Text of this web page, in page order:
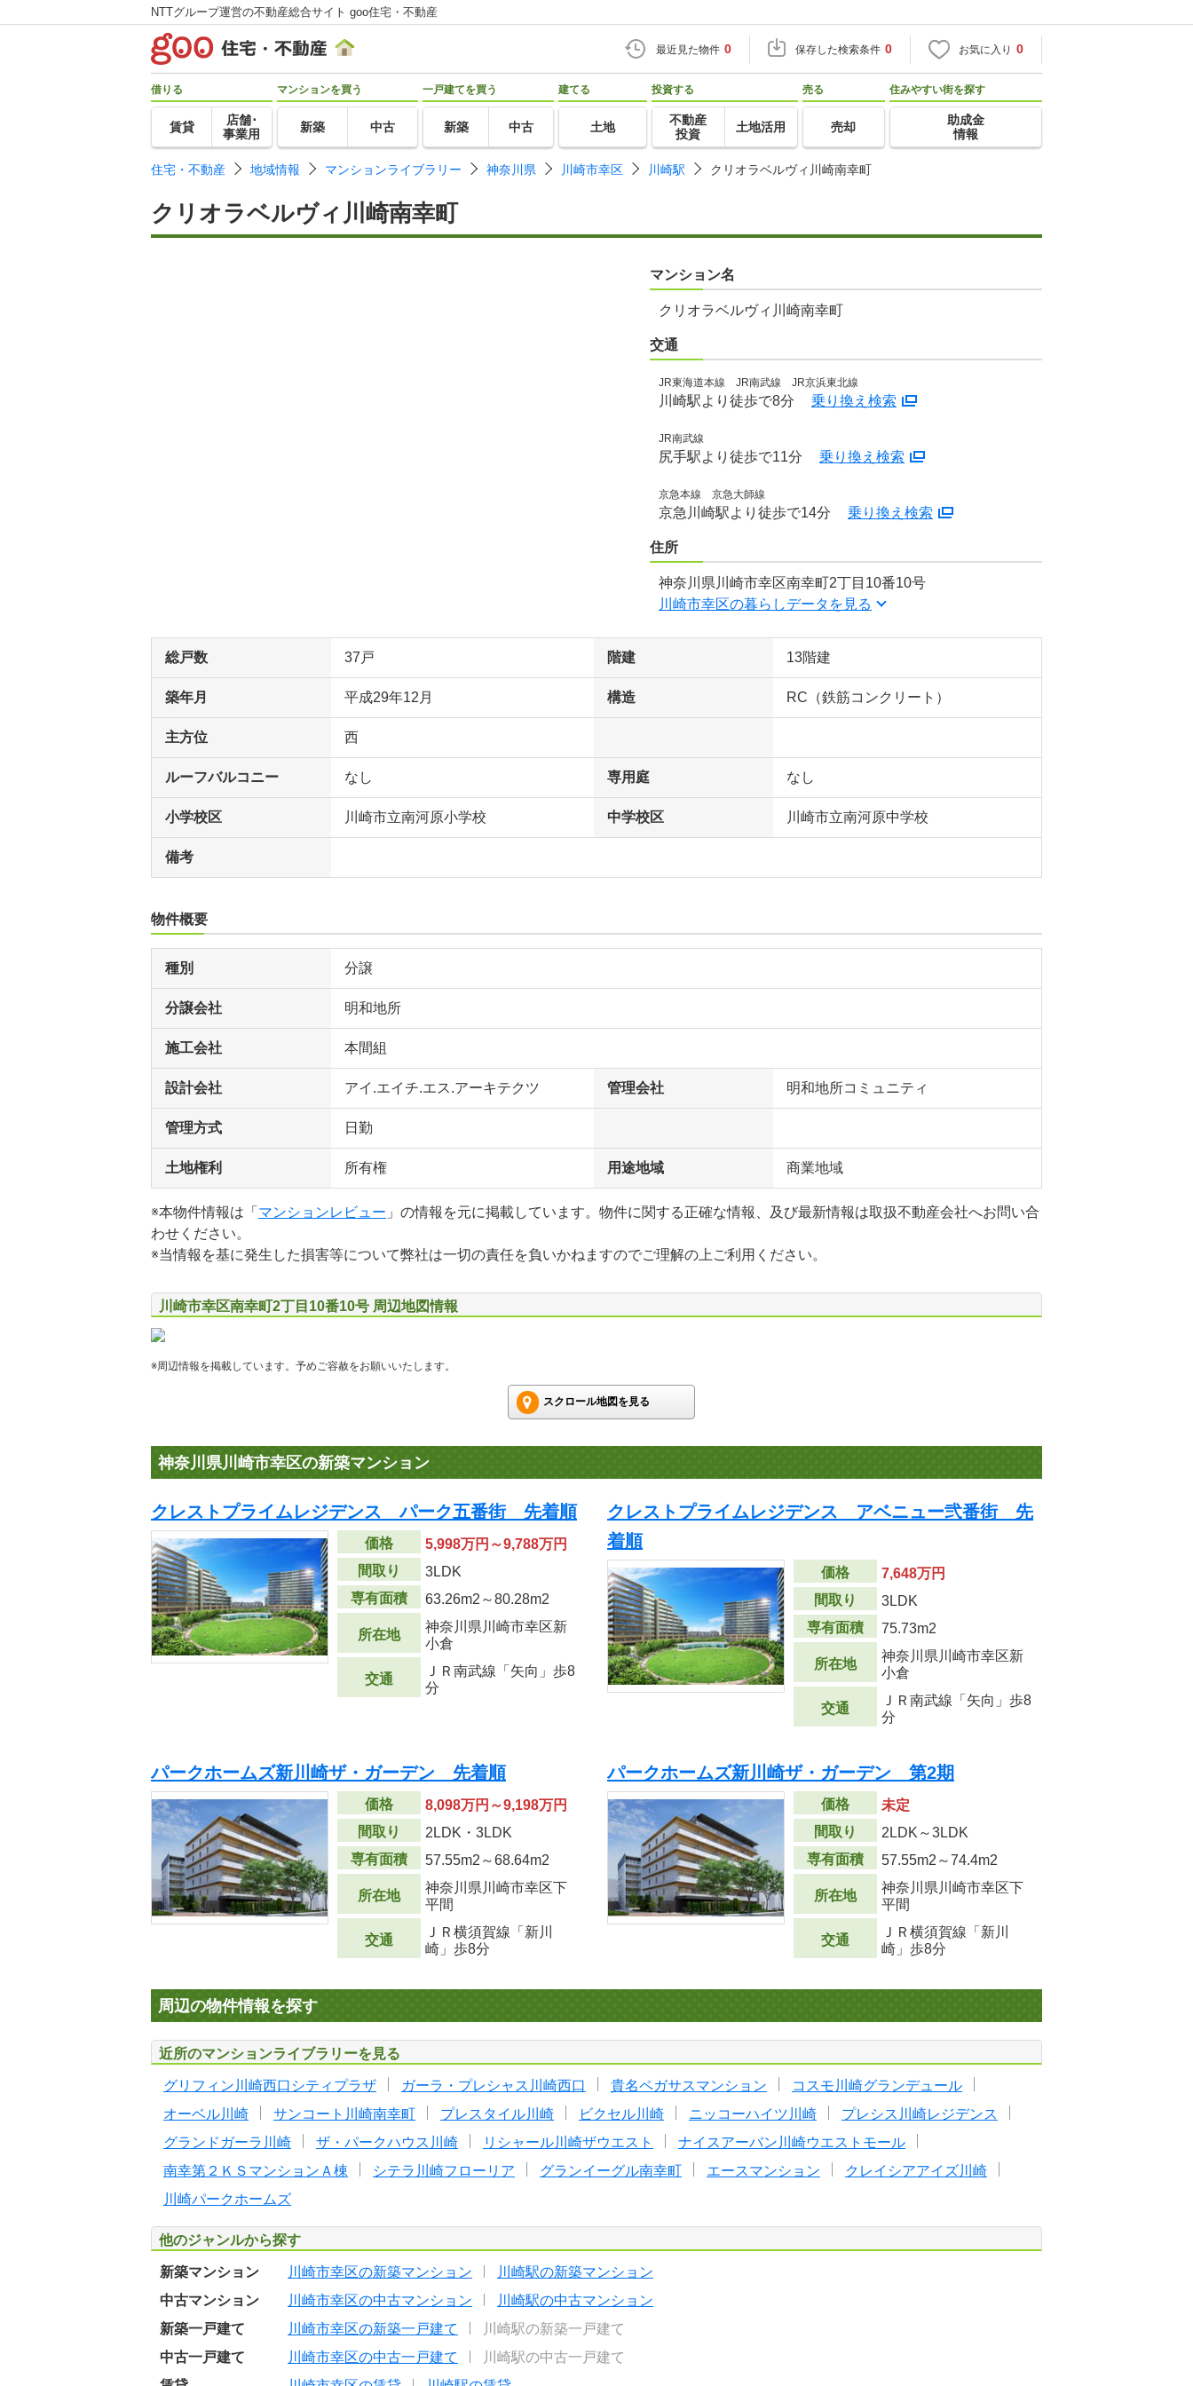
NTTグループ運営の不動産総合サイト goo住宅・不動産
最近見た物件 0 保存した検索条件 0 お気に入り 0
借りる
賃貸
店舗･
事業用
マンションを買う
新築 中古
一戸建てを買う
新築 中古
建てる
土地
投資する
不動産
投資
土地活用
売る
売却
住みやすい街を探す
助成金
情報
住宅・不動産 地域情報 マンションライブラリー 神奈川県 川崎市幸区 川崎駅 クリオラベルヴィ川崎南幸町
クリオラベルヴィ川崎南幸町
マンション名
クリオラベルヴィ川崎南幸町
交通
JR東海道本線 JR南武線 JR京浜東北線
川崎駅より徒歩で8分 乗り換え検索
JR南武線
尻手駅より徒歩で11分 乗り換え検索
京急本線 京急大師線
京急川崎駅より徒歩で14分 乗り換え検索
住所
神奈川県川崎市幸区南幸町2丁目10番10号
川崎市幸区の暮らしデータを見る
総戸数 37戸 階建 13階建
築年月 平成29年12月 構造 RC（鉄筋コンクリート）
主方位 西
ルーフバルコニー なし 専用庭 なし
小学校区 川崎市立南河原小学校 中学校区 川崎市立南河原中学校
備考
物件概要
種別 分譲
分譲会社 明和地所
施工会社 本間組
設計会社 アイ.エイチ.エス.アーキテクツ 管理会社 明和地所コミュニティ
管理方式 日勤
土地権利 所有権 用途地域 商業地域
※本物件情報は「 マンションレビュー 」の情報を元に掲載しています。物件に関する正確な情報、及び最新情報は取扱不動産会社へお問い合
わせください。
※当情報を基に発生した損害等について弊社は一切の責任を負いかねますのでご理解の上ご利用ください。
川崎市幸区南幸町2丁目10番10号 周辺地図情報
※周辺情報を掲載しています。予めご容赦をお願いいたします。
スクロール地図を見る
神奈川県川崎市幸区の新築マンション
クレストプライムレジデンス パーク五番街 先着順
価格
5,998万円～9,788万円
間取り
3LDK
専有面積
63.26m2 ～80.28m2
所在地
神奈川県川崎市幸区新
小倉
交通
ＪＲ南武線「矢向」歩8
分
クレストプライムレジデンス アベニュー弐番街 先
着順
価格
7,648万円
間取り
3LDK
専有面積
75.73m2
所在地
神奈川県川崎市幸区新
小倉
交通
ＪＲ南武線「矢向」歩8
分
パークホームズ新川崎ザ・ガーデン 先着順
価格
8,098万円～9,198万円
間取り
2LDK・3LDK
専有面積
57.55m2 ～68.64m2
所在地
神奈川県川崎市幸区下
平間
交通
ＪＲ横須賀線「新川
崎」歩8分
パークホームズ新川崎ザ・ガーデン 第2期
価格
未定
間取り
2LDK～3LDK
専有面積
57.55m2 ～74.4m2
所在地
神奈川県川崎市幸区下
平間
交通
ＪＲ横須賀線「新川
崎」歩8分
周辺の物件情報を探す
近所のマンションライブラリーを見る
グリフィン川崎西口シティプラザ ガーラ・プレシャス川崎西口 貴名ペガサスマンション
コスモ川崎グランデュール
オーベル川崎
サンコート川崎南幸町 プレスタイル川崎 ビクセル川崎 ニッコーハイツ川崎
プレシス川崎レジデンス
グランドガーラ川崎
ザ・パークハウス川崎 リシャール川崎ザウエスト
ナイスアーバン川崎ウエストモール
南幸第２ＫＳマンションＡ棟
シテラ川崎フローリア グランイーグル南幸町 エースマンション
クレイシアアイズ川崎
川崎パークホームズ
他のジャンルから探す
新築マンション 川崎市幸区の新築マンション
川崎駅の新築マンション
中古マンション
川崎市幸区の中古マンション
川崎駅の中古マンション
新築一戸建て
川崎市幸区の新築一戸建て
川崎駅の新築一戸建て
中古一戸建て
川崎市幸区の中古一戸建て
川崎駅の中古一戸建て